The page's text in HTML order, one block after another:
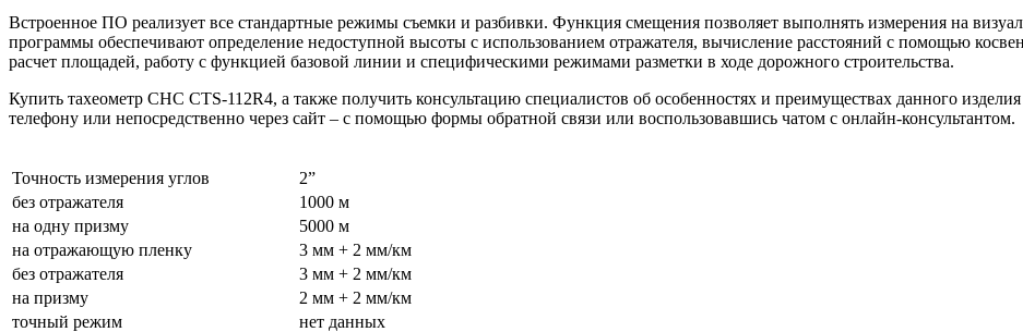
Встроенное ПО реализует все стандартные режимы съемки и разбивки. Функция смещения позволяет выполнять измерения на
программы обеспечивают определение недоступной высоты с использованием отражателя, вычисление расстояний с помощью
расчет площадей, работу с функцией базовой линии и специфическими режимами разметки в ходе дорожного строительства.
Купить тахеометр CHC CTS-112R4, а также получить консультацию специалистов об особенностях и преимуществах данного
телефону или непосредственно через сайт – с помощью формы обратной связи или воспользовавшись чатом с онлайн-консультантом.
Точность измерения углов
2”
без отражателя
1000 м
на одну призму
5000 м
на отражающую пленку
3 мм + 2 мм/км
без отражателя
3 мм + 2 мм/км
на призму
2 мм + 2 мм/км
точный режим
нет данных